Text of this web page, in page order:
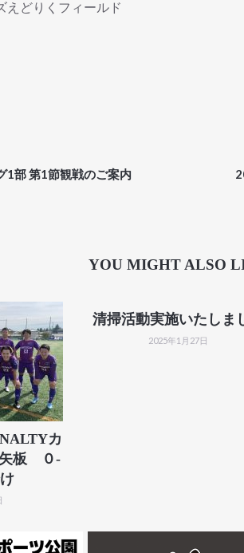
どりくフィールド
1部 第1節観戦のご案内
YOU MIGHT ALSO
カ
矢板 ０-
清掃活動実施いたしま
2025年1月27日